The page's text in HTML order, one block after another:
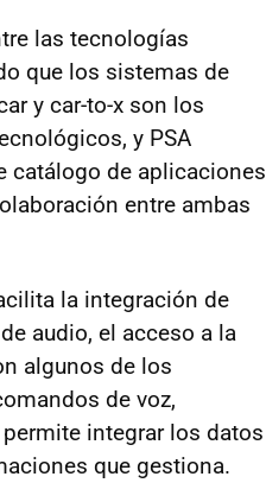
las tecnologías
que los sistemas de
y car-to-x son los
y PSA
catálogo de aplicaciones
entre ambas
la integración de
audio, el acceso a la
algunos de los
de voz,
integrar los datos
que gestiona.